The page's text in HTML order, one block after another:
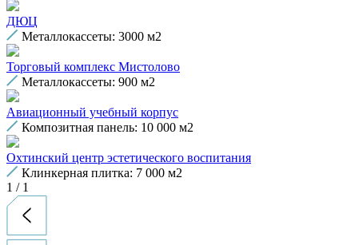
ДЮЦ
Металлокассеты: 3000 м2
Торговый комплекс Мистолово
Металлокассеты: 900 м2
Авиационный учебный корпус
Композитная панель: 10 000 м2
Охтинский центр эстетического воспитания
Клинкерная плитка: 7 000 м2
1 / 1